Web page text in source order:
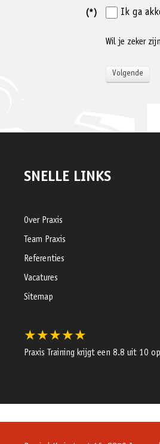
(*) Ik ga
Wil je zeker
SNELLE LINKS
Over Praxis
Team Praxis
Referenties
Vacatures
Sitemap
★★★★★
Praxis Training krijgt een 8.8 uit 10